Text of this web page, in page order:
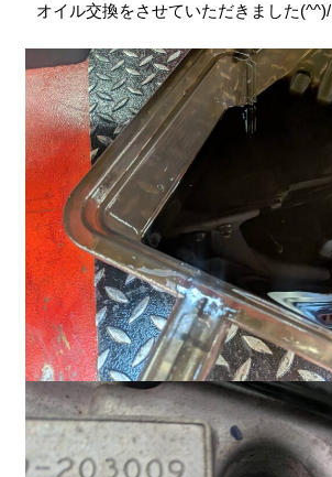
オイル交換をさせていただきました(^^)/